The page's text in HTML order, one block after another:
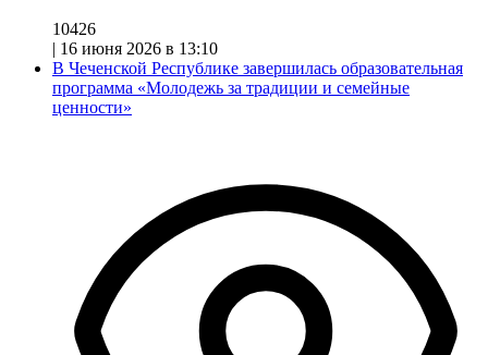
10426
| 16 июня 2026 в 13:10
В Чеченской Республике завершилась образовательная
программа «Молодежь за традиции и семейные
ценности»